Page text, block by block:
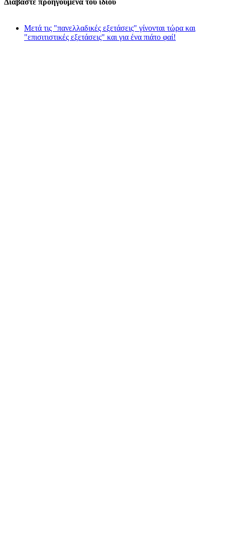
Διαβάστε προηγούμενα του ιδίου
Μετά τις "πανελλαδικές εξετάσεις" γίνονται τώρα και
"επισιτιστικές εξετάσεις" και για ένα πιάτο φαί!